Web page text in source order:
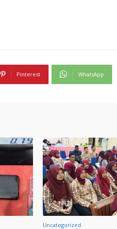
Pinterest WhatsApp
Uncategorized